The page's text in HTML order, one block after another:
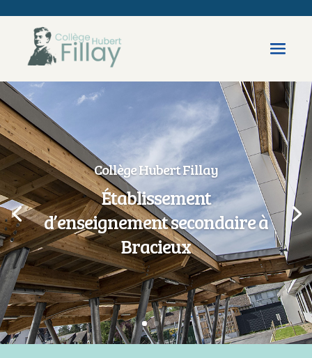
Collège Hubert Fillay
Établissement
d’enseignement secondaire à
Bracieux